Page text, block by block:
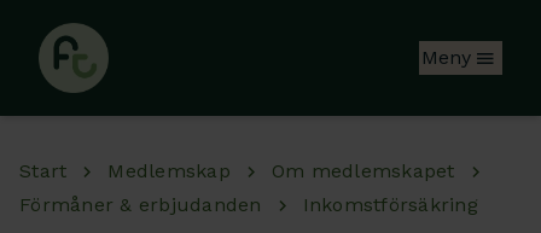
Meny
Start Medlemskap
Om medlemskapet
Förmåner & erbjudanden
Inkomstförsäkring